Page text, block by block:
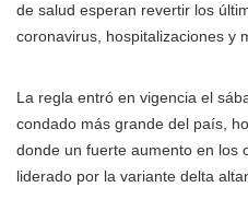
de salud esperan revertir los
coronavirus, hospitalizaciones y
La regla entró en vigencia el
condado más grande del país,
donde un fuerte aumento en los
liderado por la variante delta